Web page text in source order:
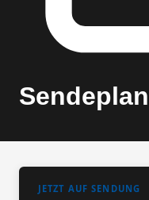
Sendeplan
JETZT AUF SENDUNG